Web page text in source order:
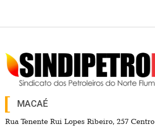
MACAÉ
Rua Tenente Rui Lopes Ribeiro, 257 Centro